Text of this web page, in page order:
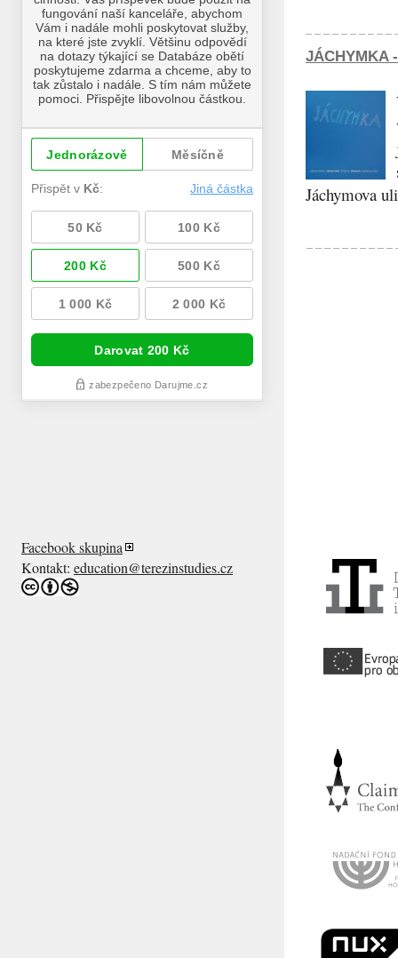
JÁCHYMKA
Jáchymova
Facebook skupina
Kontakt: education@terezinstudies.cz